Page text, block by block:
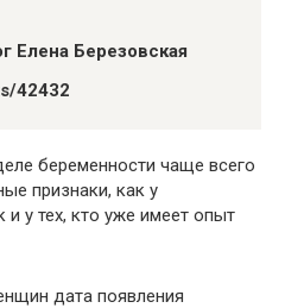
Елена Березовская
42432
беременности чаще всего
признаки, как у
у тех, кто уже имеет опыт
дата появления